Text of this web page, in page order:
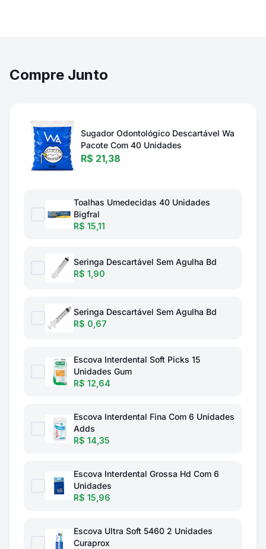
Compre Junto
Sugador Odontológico Descartável Wa
Pacote Com 40 Unidades
R$ 21,38
Toalhas Umedecidas 40 Unidades
Bigfral
R$ 15,11
Seringa Descartável Sem Agulha Bd
R$ 1,90
Seringa Descartável Sem Agulha Bd
R$ 0,67
Escova Interdental Soft Picks 15
Unidades Gum
R$ 12,64
Escova Interdental Fina Com 6 Unidades
Adds
R$ 14,35
Escova Interdental Grossa Hd Com 6
Unidades
R$ 15,96
Escova Ultra Soft 5460 2 Unidades
Curaprox